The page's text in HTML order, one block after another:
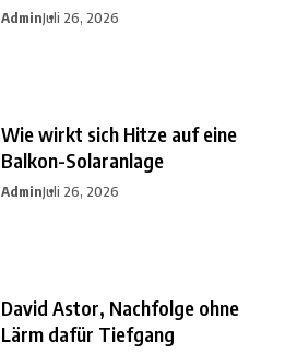
AdminJuli 26, 2026
Wie wirkt sich Hitze auf eine
Balkon-Solaranlage
AdminJuli 26, 2026
David Astor, Nachfolge ohne
Lärm dafür Tiefgang